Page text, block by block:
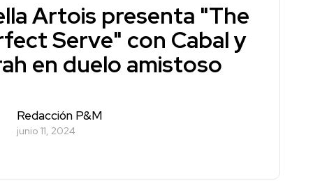
Artois presenta "The
Serve" con Cabal y
en duelo amistoso
Redacción P&M
junio 11, 2024